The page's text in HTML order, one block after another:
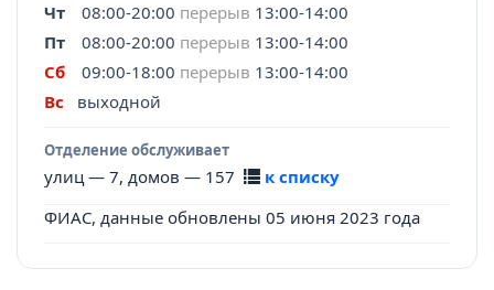
Чт
08:00-20:00 перерыв 13:00-14:00
Пт
08:00-20:00 перерыв 13:00-14:00
Сб
09:00-18:00 перерыв 13:00-14:00
Вс
выходной
Отделение обслуживает
улиц — 7, домов — 157 к списку
ФИАС, данные обновлены 05 июня 2023 года